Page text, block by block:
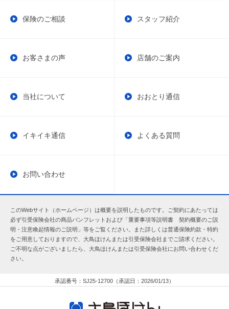
保険のご相談 スタッフ紹介
お客さまの声 店舗のご案内
当社について おおとり通信
イキイキ通信 よくある質問
お問い合わせ
このWebサイト（ホームページ）は概要を説明したものです。ご契約にあたっては
必ず引受保険会社の商品パンフレットおよび「重要事項等説明書 契約概要のご説
明・注意喚起情報のご説明」等をご覧ください。また詳しくは普通保険約款・特約
をご用意しておりますので、大鳥ほけんまたは引受保険会社までご請求ください。
ご不明な点がございましたら、大鳥ほけんまたは引受保険会社にお問い合わせくだ
さい。
承認番号：SJ25-12700（承認日：2026/01/13）